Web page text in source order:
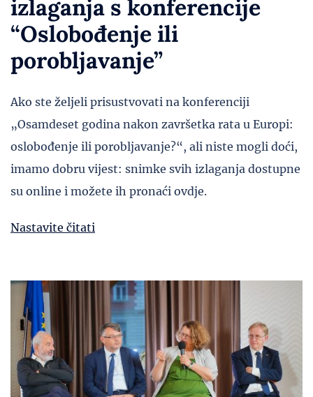
izlaganja s konferencije
“Oslobođenje ili
porobljavanje”
Ako ste željeli prisustvovati na konferenciji
„Osamdeset godina nakon završetka rata u Europi:
oslobođenje ili porobljavanje?“, ali niste mogli doći,
imamo dobru vijest: snimke svih izlaganja dostupne
su online i možete ih pronaći ovdje.
Nastavite čitati